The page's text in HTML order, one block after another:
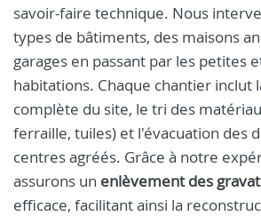
savoir-faire technique. Nous
types de bâtiments, des maisons
garages en passant par les petites
habitations. Chaque chantier inclut
complète du site, le tri des
ferraille, tuiles) et l'évacuation des
centres agréés. Grâce à notre
assurons un enlèvement des
efficace, facilitant ainsi la